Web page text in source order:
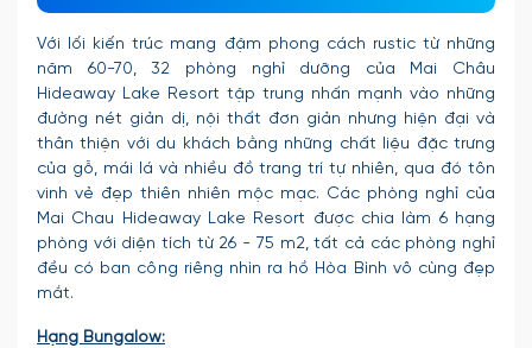
Với lối kiến trúc mang đậm phong cách rustic từ những
năm 60-70, 32 phòng nghỉ dưỡng của Mai Châu
Hideaway Lake Resort tập trung nhấn mạnh vào những
đường nét giản dị, nội thất đơn giản nhưng hiện đại và
thân thiện với du khách bằng những chất liệu đặc trưng
của gỗ, mái lá và nhiều đồ trang trí tự nhiên, qua đó tôn
vinh vẻ đẹp thiên nhiên mộc mạc. Các phòng nghỉ của
Mai Chau Hideaway Lake Resort được chia làm 6 hạng
phòng với diện tích từ 26 - 75 m2, tất cả các phòng nghỉ
đều có ban công riêng nhìn ra hồ Hòa Bình vô cùng đẹp
mắt.
Hạng Bungalow: